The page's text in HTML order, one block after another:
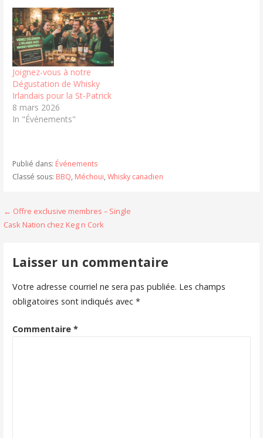
Joignez-vous à notre
Dégustation de Whisky
Irlandais pour la St-Patrick
8 mars 2026
In "Événements"
Publié dans: Événements
Classé sous: BBQ, Méchoui, Whisky canadien
Navigation
l'article
← Offre exclusive membres – Single
Cask Nation chez Keg n Cork
Laisser un commentaire
Votre adresse courriel ne sera pas publiée. Les champs
obligatoires sont indiqués avec *
Commentaire *